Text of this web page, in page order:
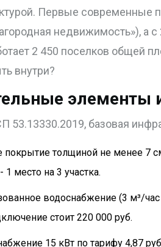
Первые современные
недвижимость»), а с
2 450 поселков общей
внутри?
элементы
53.13330.2019, базовая
толщиной не менее 7
1 место на 3 участка.
водоснабжение (3 м³/
стоит 220 000 руб.
15 кВт по тарифу 4,87